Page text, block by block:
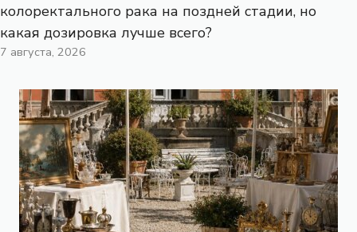
колоректального рака на поздней стадии, но
какая дозировка лучше всего?
7 августа, 2026